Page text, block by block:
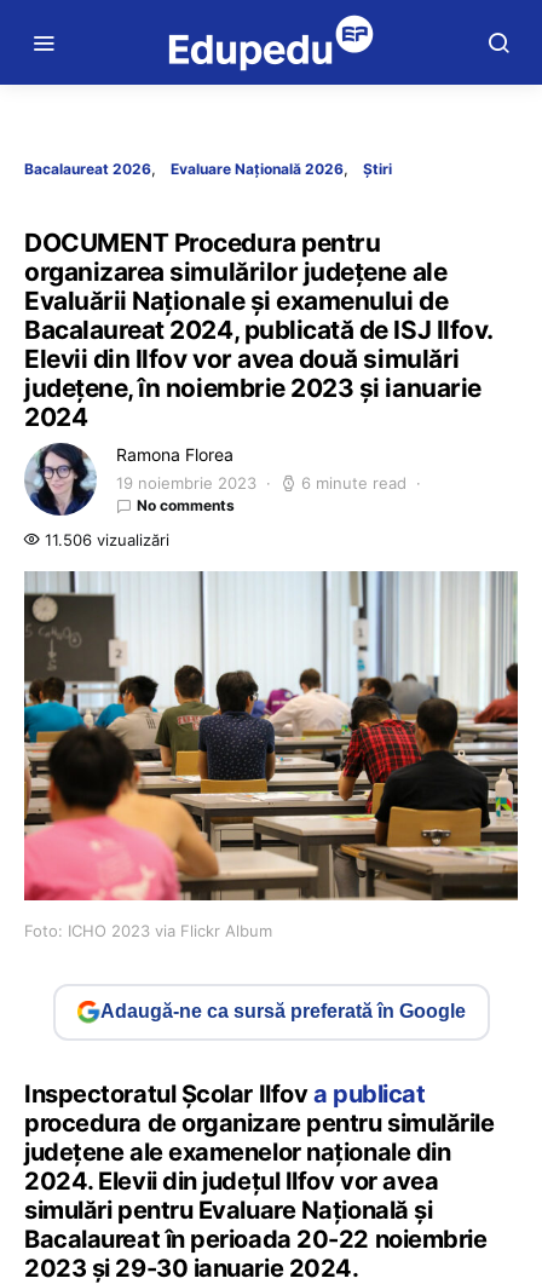
Bacalaureat 2026 Evaluare Națională 2026 Știri
DOCUMENT Procedura pentru
organizarea simulărilor județene ale
Evaluării Naționale și examenului de
Bacalaureat 2024, publicată de ISJ Ilfov.
Elevii din Ilfov vor avea două simulări
județene, în noiembrie 2023 și ianuarie
2024
Ramona Florea
19 noiembrie 2023 6 minute read
No comments
11.506 vizualizări
Foto: ICHO 2023 via Flickr Album
Adaugă-ne ca sursă preferată în Google
Inspectoratul Școlar Ilfova publicat
procedura de organizare pentru simulările
județene ale examenelor naționale din
2024. Elevii din județul Ilfov vor avea
simulări pentru Evaluare Națională și
Bacalaureat în perioada 20-22 noiembrie
2023 și 29-30 ianuarie 2024.